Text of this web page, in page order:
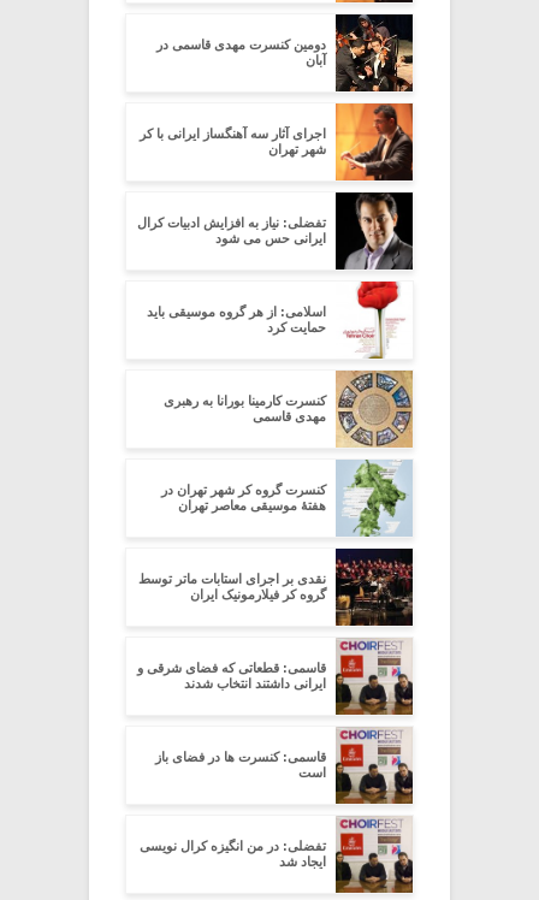
دومین کنسرت مهدی قاسمی در
آبان
اجرای آثار سه آهنگساز ایرانی با کر
شهر تهران
تفضلی: نیاز به افزایش ادبیات کرال
ایرانی حس می شود
اسلامی: از هر گروه موسیقی باید
حمایت کرد
کنسرت کارمینا بورانا به رهبری
مهدی قاسمی
کنسرت گروه کر شهر تهران در
هفتۀ موسیقی معاصر تهران
نقدی بر اجرای استابات ماتر توسط
گروه کر فیلارمونیک ایران
قاسمی: قطعاتی که فضای شرقی و
ایرانی داشتند انتخاب شدند
قاسمی: کنسرت ها در فضای باز
است
تفضلی: در من انگیزه کرال نویسی
ایجاد شد